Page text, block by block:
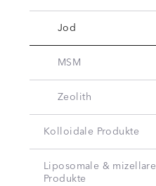
Jod
MSM
Zeolith
Kolloidale Produkte
Liposomale & mizellare
Produkte